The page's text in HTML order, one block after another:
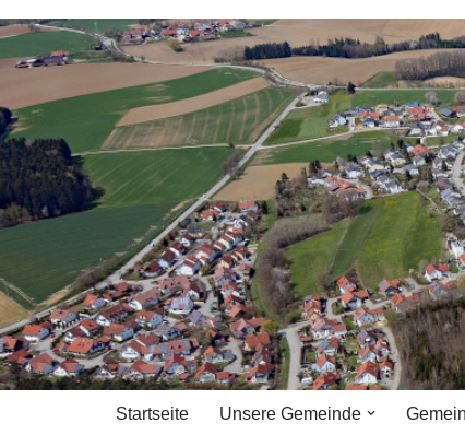
Zum
springen
Startseite Unsere Gemeinde